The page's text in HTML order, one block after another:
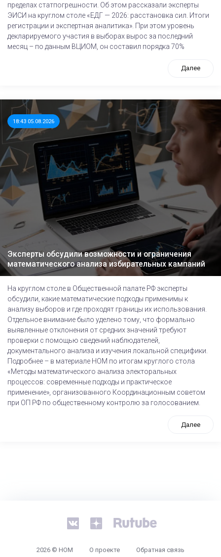
пределах статпогрешности. Об этом рассказали эксперты
ЭИСИ на круглом столе «ЕДГ — 2026: расстановка сил. Итоги
регистрации и экспертная аналитика». При этом уровень
декларируемого участия в выборах вырос за последний
месяц – по данным ВЦИОМ, он составил порядка 70%
Далее
18:43 05.08.2026
Эксперты обсудили возможности и ограничения
математического анализа избирательных кампаний
На круглом столе в Общественной палате РФ эксперты
обсудили, какие математические подходы применимы к
анализу выборов и где проходят границы их использования.
Отдельное внимание было уделено тому, что формально
выявленные отклонения от средних значений требуют
проверки с помощью сведений наблюдателей,
документального анализа и изучения локальной специфики.
Подробнее – в материале НОМ по итогам круглого стола
«Методы математического анализа электоральных
процессов: современные подходы и практическое
применение», организованного Координационным советом
при ОП РФ по общественному контролю за голосованием.
Далее
2026 © НОМ О проекте Обратная связь